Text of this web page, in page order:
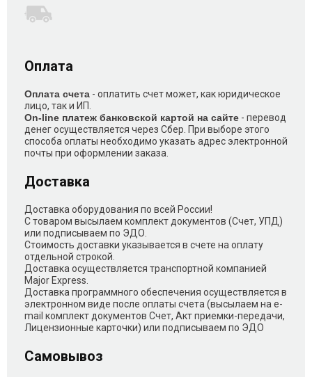
Оплата
Оплата счета - оплатить счет может, как юридическое
лицо, так и ИП.
On-line платеж банковской картой на сайте - перевод
денег осуществляется через Сбер. При выборе этого
способа оплаты необходимо указать адрес электронной
почты при оформлении заказа.
Доставка
Доставка оборудования по всей России!
С товаром высылаем комплект документов (Счет, УПД)
или подписываем по ЭДО.
Стоимость доставки указывается в счете на оплату
отдельной строкой.
Доставка осуществляется транспортной компанией
Major Express.
Доставка программного обеспечения осуществляется в
электронном виде после оплаты счета (высылаем на e-
mail комплект документов Счет, Акт приемки-передачи,
Лицензионные карточки) или подписываем по ЭДО
Самовывоз